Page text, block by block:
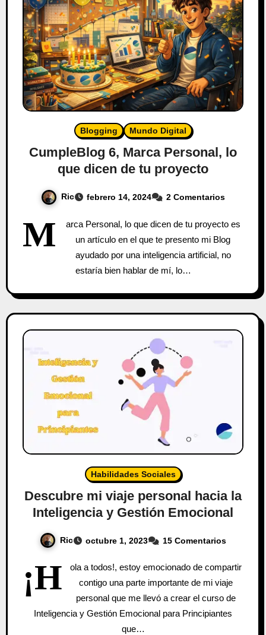
Blogging Mundo Digital
CumpleBlog 6, Marca Personal, lo
que dicen de tu proyecto
Ric febrero 14, 2024 2 Comentarios
M
arca Personal, lo que dicen de tu proyecto es
un artículo en el que te presento mi Blog
ayudado por una inteligencia artificial, no
estaría bien hablar de mí, lo…
Habilidades Sociales
Descubre mi viaje personal hacia la
Inteligencia y Gestión Emocional
Ric octubre 1, 2023 15 Comentarios
¡H
ola a todos!, estoy emocionado de compartir
contigo una parte importante de mi viaje
personal que me llevó a crear el curso de
Inteligencia y Gestión Emocional para Principiantes
que…